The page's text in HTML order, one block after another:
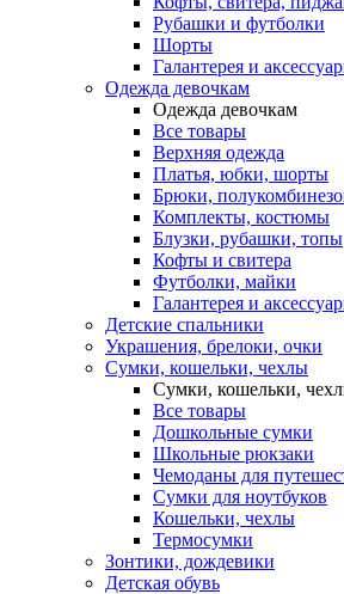
Рубашки и футболки
Шорты
Галантерея и
Одежда девочкам
Одежда девочкам
Все товары
Верхняя одежда
Платья, юбки, шорты
Брюки,
Комплекты, костюмы
Блузки, рубашки, топы
Кофты и свитера
Футболки, майки
Галантерея и
Детские спальники
Украшения, брелоки, очки
Сумки, кошельки, чехлы
Сумки, кошельки,
Все товары
Дошкольные сумки
Школьные рюкзаки
Чемоданы для
Сумки для ноутбуков
Кошельки, чехлы
Термосумки
Зонтики, дождевики
Детская обувь